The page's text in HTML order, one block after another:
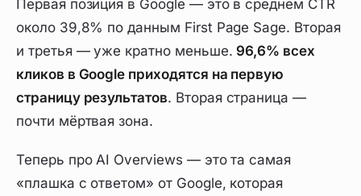
Первая позиция в Google — это в среднем CTR
около 39,8% по данным First Page Sage. Вторая
и третья — уже кратно меньше.96,6% всех
кликов в Google приходятся на первую
страницу результатов. Вторая страница —
почти мёртвая зона.
Теперь про AI Overviews — это та самая
«плашка с ответом» от Google, которая